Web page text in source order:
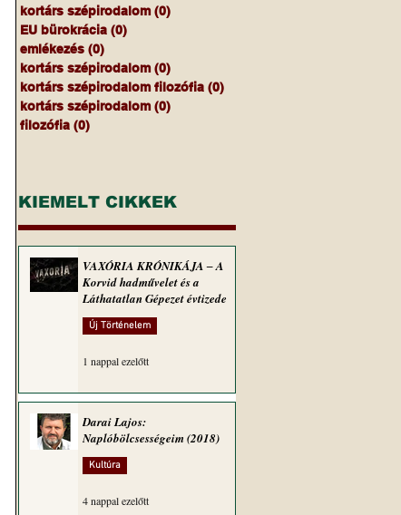
kortárs szépirodalom (0)
EU bürokrácia (0)
emlékezés (0)
kortárs szépirodalom (0)
kortárs szépirodalom filozófia (0)
kortárs szépirodalom (0)
filozófia (0)
KIEMELT CIKKEK
VAXÓRIA KRÓNIKÁJA ‒ A
Korvid hadművelet és a
Láthatatlan Gépezet évtizede
Új Történelem
1 nappal ezelőtt
Darai Lajos:
Naplóbölcsességeim (2018)
Kultúra
4 nappal ezelőtt